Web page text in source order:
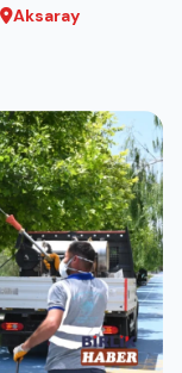
Aksaray